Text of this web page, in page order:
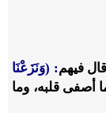
فيهم:
(وَنَزَعْنَا
أصفى قلبه، وما